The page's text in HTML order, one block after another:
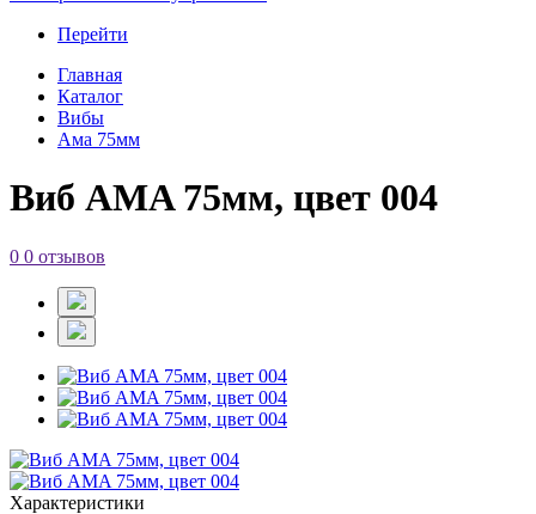
Перейти
Главная
Каталог
Вибы
Ама 75мм
Виб AMA 75мм, цвет 004
0 0 отзывов
Характеристики